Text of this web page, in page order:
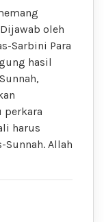
oleh
Sarbini Para
hasil
perkara
harus
Sunnah. Allah